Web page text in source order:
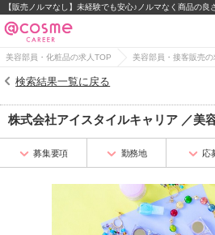
美容部員・化粧品の求人TOP 美容部員・接客販売
検索結果一覧に戻る
株式会社アイスタイルキャリア ／美
募集要項 勤務地 応